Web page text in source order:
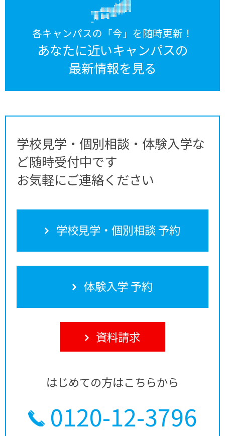
各キャンパスの「今」を随時更新！
あなたに近いキャンパスの
最新情報を見る
学校見学・個別相談・体験入学な
ど随時受付中です
お気軽にご連絡ください
学校見学・個別相談 予約
体験入学 予約
資料請求
はじめての方はこちらから
0120-12-3796